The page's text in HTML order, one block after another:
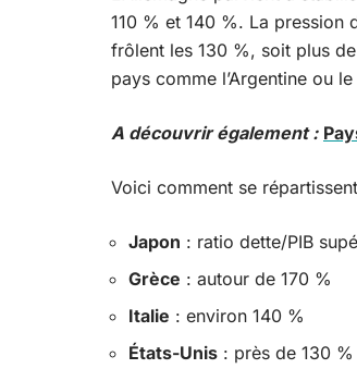
110 % et 140 %. La pression
frôlent les 130 %, soit plus
pays comme l’Argentine ou
A découvrir également :
Voici comment se
Japon : ratio dette/PIB
Grèce : autour de 170 %
Italie : environ 140 %
États-Unis : près de 130 %